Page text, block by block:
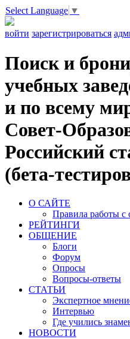
Select Language ▼
войти зарегистрироваться
Поиск и
учебных
и по всему
Совет-
Российский
(бета-
О САЙТЕ
Правила работы с
РЕЙТИНГИ
ОБЩЕНИЕ
Блоги
Форум
Опросы
Вопросы-ответы
СТАТЬИ
Экспертное
Интервью
Где учились
НОВОСТИ